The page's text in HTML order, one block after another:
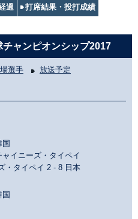
過 打席結果・投打成績
ャンピオンシップ2017
選手 放送予定
国
ャイニーズ・タイペイ
・タイペイ 2 - 8 日本
国